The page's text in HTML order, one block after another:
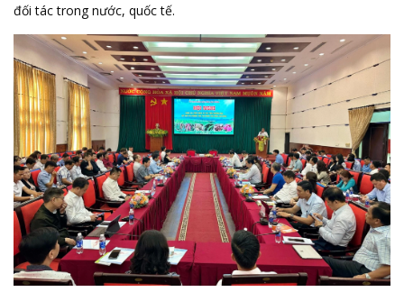
đối tác trong nước, quốc tế.